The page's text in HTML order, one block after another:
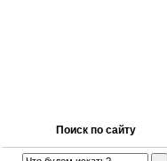
Поиск по сайту